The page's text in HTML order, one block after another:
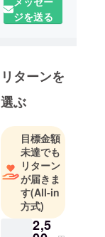
ロたちが立
ち上げた
しめる瞬間
を作り出
し、世の中
やす」こと
をミッショ
ンとする企
画集団で
す。
その企画第
ジを送る
リターンを
選ぶ
目標金額
未達でも
リターン
が届きま
す(All-in
方式)
2,5